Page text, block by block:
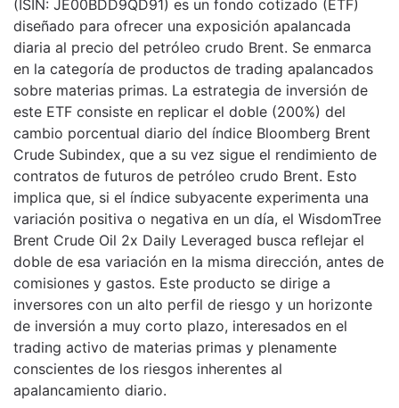
(ISIN: JE00BDD9QD91) es un fondo cotizado (ETF)
diseñado para ofrecer una exposición apalancada
diaria al precio del petróleo crudo Brent. Se enmarca
en la categoría de productos de trading apalancados
sobre materias primas. La estrategia de inversión de
este ETF consiste en replicar el doble (200%) del
cambio porcentual diario del índice Bloomberg Brent
Crude Subindex, que a su vez sigue el rendimiento de
contratos de futuros de petróleo crudo Brent. Esto
implica que, si el índice subyacente experimenta una
variación positiva o negativa en un día, el WisdomTree
Brent Crude Oil 2x Daily Leveraged busca reflejar el
doble de esa variación en la misma dirección, antes de
comisiones y gastos. Este producto se dirige a
inversores con un alto perfil de riesgo y un horizonte
de inversión a muy corto plazo, interesados en el
trading activo de materias primas y plenamente
conscientes de los riesgos inherentes al
apalancamiento diario.